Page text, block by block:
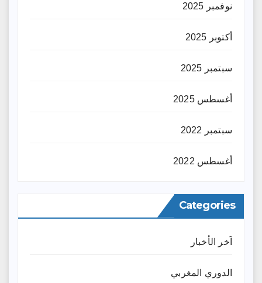
نوفمبر 2025
أكتوبر 2025
سبتمبر 2025
أغسطس 2025
سبتمبر 2022
أغسطس 2022
Categories
آخر الأخبار
الدوري المغربي